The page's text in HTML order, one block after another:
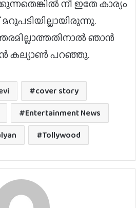
നീ ഇതേ കാര്യം
ഞാൻ
കല്യാൺ പറഞ്ഞു.
cover story
Entertainment News
Tollywood